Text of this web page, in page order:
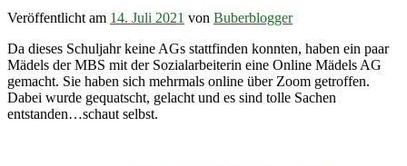
Veröffentlicht am 14. Juli 2021 von Buberblogger
Da dieses Schuljahr keine AGs stattfinden konnten, haben ein paar
Mädels der MBS mit der Sozialarbeiterin eine Online Mädels AG
gemacht. Sie haben sich mehrmals online über Zoom getroffen.
Dabei wurde gequatscht, gelacht und es sind tolle Sachen
entstanden…schaut selbst.